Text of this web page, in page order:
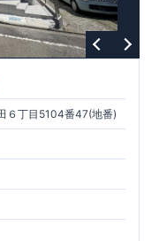
６丁目5104番47(地番)